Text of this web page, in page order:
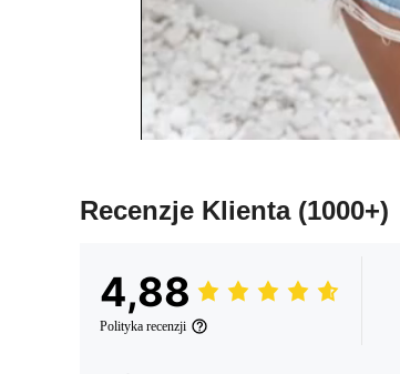
Recenzje Klienta (1000+)
4,88
Polityka recenzji